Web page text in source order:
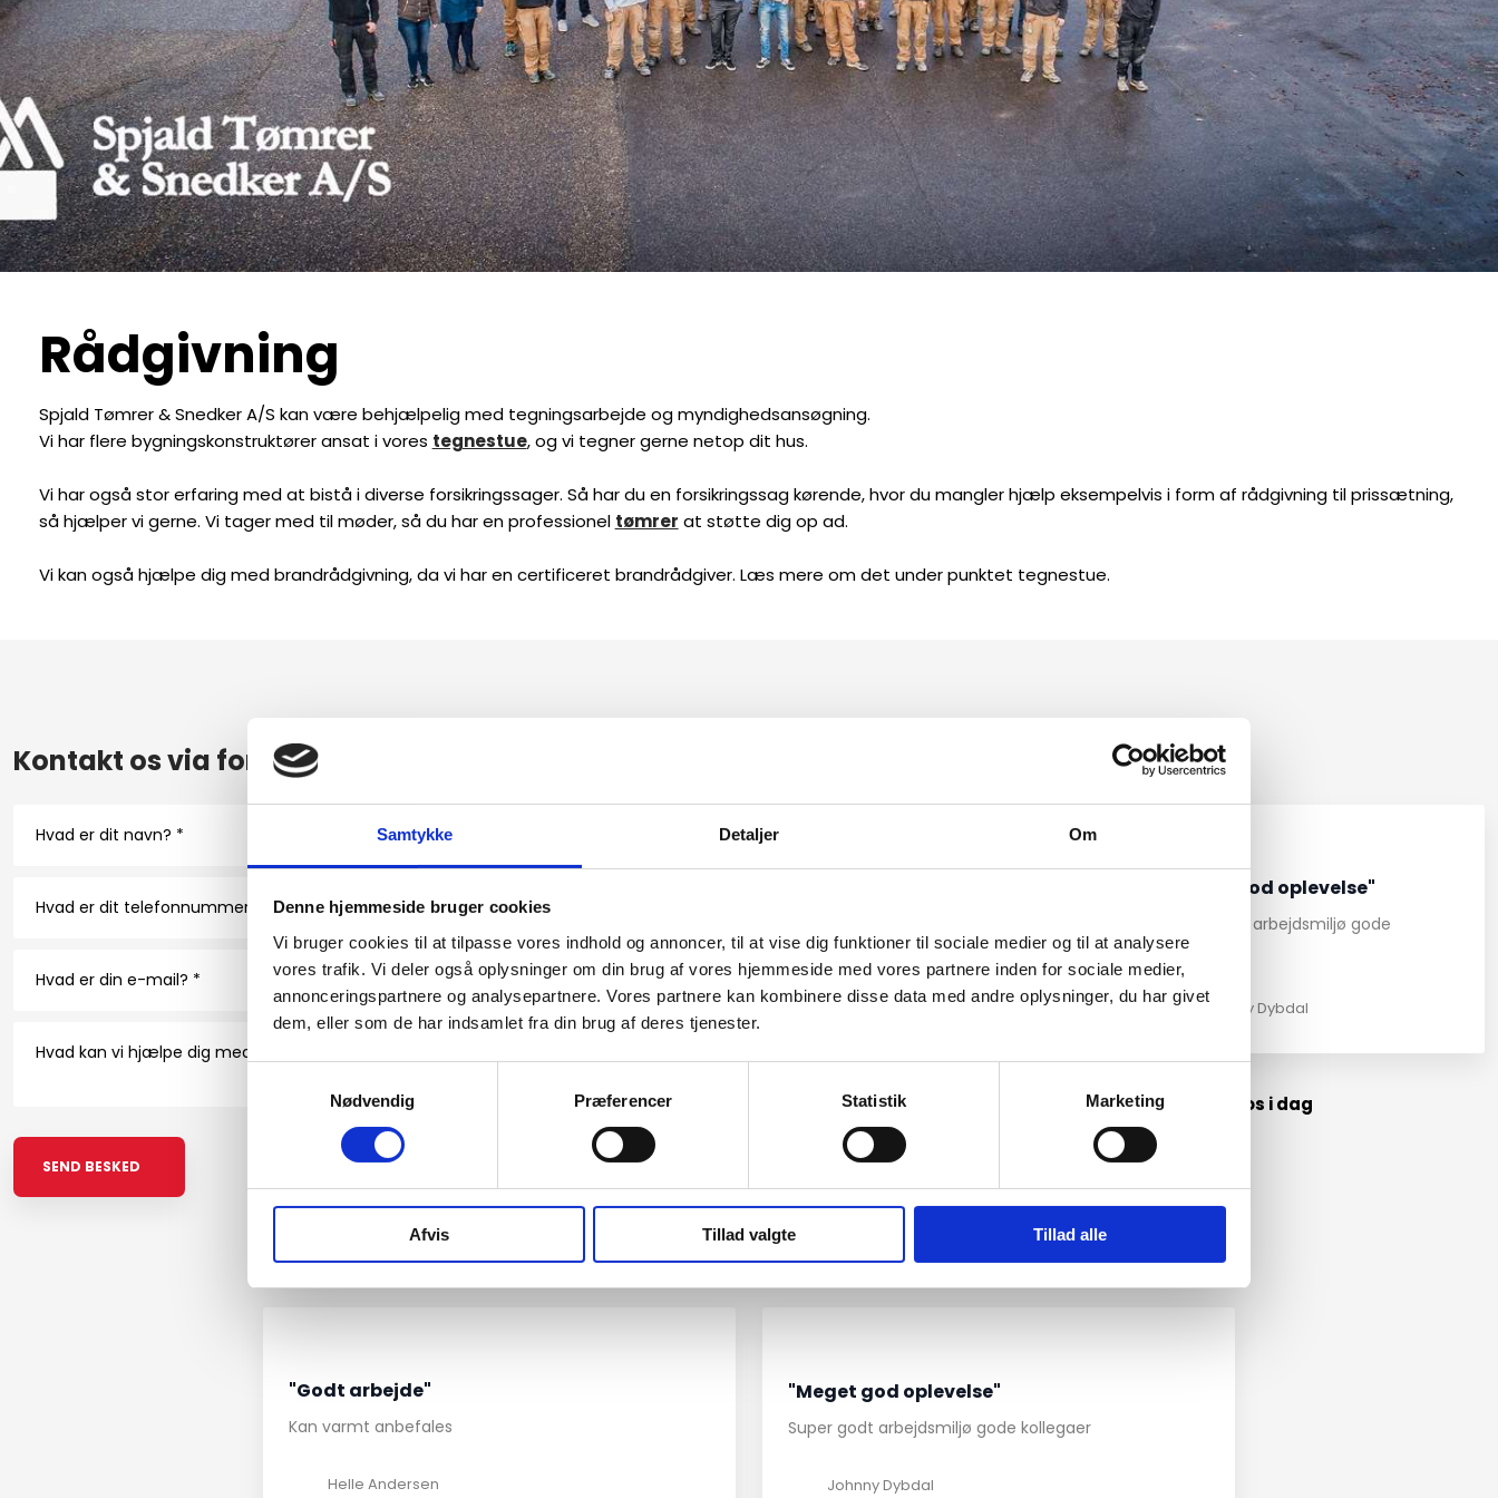
Samtykke Detaljer Om
Denne hjemmeside bruger cookies
Vi bruger cookies til at tilpasse vores indhold og annoncer, til at vise dig funktioner til sociale medier og til at analysere
vores trafik. Vi deler også oplysninger om din brug af vores hjemmeside med vores partnere inden for sociale medier,
annonceringspartnere og analysepartnere. Vores partnere kan kombinere disse data med andre oplysninger, du har givet
dem, eller som de har indsamlet fra din brug af deres tjenester.
Nødvendig
Præferencer Statistik Marketing
Afvis Tillad valgte Tillad alle
Rådgivning
Spjald Tømrer & Snedker A/S kan være behjælpelig med tegningsarbejde og myndighedsansøgning.
Vi har flere bygningskonstruktører ansat i vores tegnestue, og vi tegner gerne netop dit hus.
Vi har også stor erfaring med at bistå i diverse forsikringssager. Så har du en forsikringssag kørende, hvor du mangler hjælp eksempelvis i form af rådgivning til prissætning,
så hjælper vi gerne. Vi tager med til møder, så du har en professionel tømrer at støtte dig op ad.
Vi kan også hjælpe dig med brandrådgivning, da vi har en certificeret brandrådgiver. Læs mere om det under punktet tegnestue.
Kontakt os via formularen​
Helle Andersen
"Meget god oplevelse"
Super godt arbejdsmiljø gode
kollegaer
Johnny Dybdal
Se flere anmeldelser eller kontakt os i dag
Det siger vores kunder​
"Godt arbejde"
Kan varmt anbefales
Helle Andersen
"Meget god oplevelse"
Super godt arbejdsmiljø gode kollegaer
Johnny Dybdal